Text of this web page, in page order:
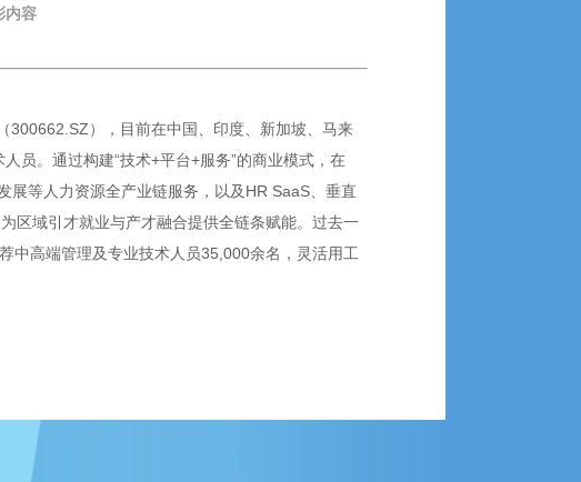
内容
300662.SZ），目前在中国、印度、新加坡、马来
员。通过构建“技术+平台+服务”的商业模式，在
展等人力资源全产业链服务，以及HR SaaS、垂直
区域引才就业与产才融合提供全链条赋能。过去一
中高端管理及专业技术人员35,000余名，灵活用工